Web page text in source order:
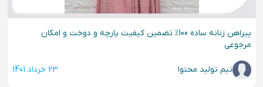
پیراهن زنانه ساده 100% تضمین کیفیت پارچه و دوخت و امکان
مرجوعی
تیم تولید محتوا 23 خرداد 1401